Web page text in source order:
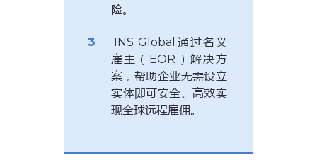
险。
INS Global通过名义
雇主（EOR）解决方
案，帮助企业无需设立
实体即可安全、高效实
现全球远程雇佣。